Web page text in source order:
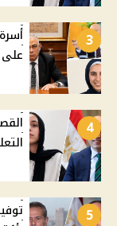
3
على
4
5